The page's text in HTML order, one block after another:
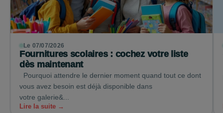
Le 07/07/2026
Fournitures scolaires : cochez votre liste
dès maintenant
vous avez besoin est déjà disponible dans
votre galerie&...
Lire la suite →